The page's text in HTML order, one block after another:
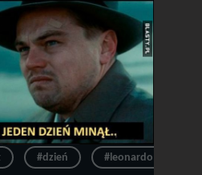
#dzień #leonardo dicaprio